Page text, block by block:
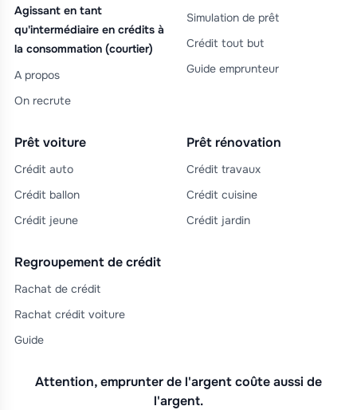
Agissant en tant
qu'intermédiaire en crédits à
la consommation (courtier)
A propos
On recrute
Simulation de prêt
Crédit tout but
Guide emprunteur
Prêt voiture
Crédit auto
Crédit ballon
Crédit jeune
Prêt rénovation
Crédit travaux
Crédit cuisine
Crédit jardin
Regroupement de crédit
Rachat de crédit
Rachat crédit voiture
Guide
Attention, emprunter de l'argent coûte aussi de
l'argent.